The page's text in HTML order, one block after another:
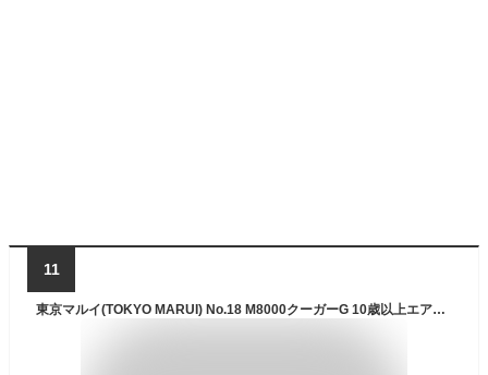
11
東京マルイ(TOKYO MARUI) No.18 M8000クーガーG 10歳以上エアーHOPハンドガン